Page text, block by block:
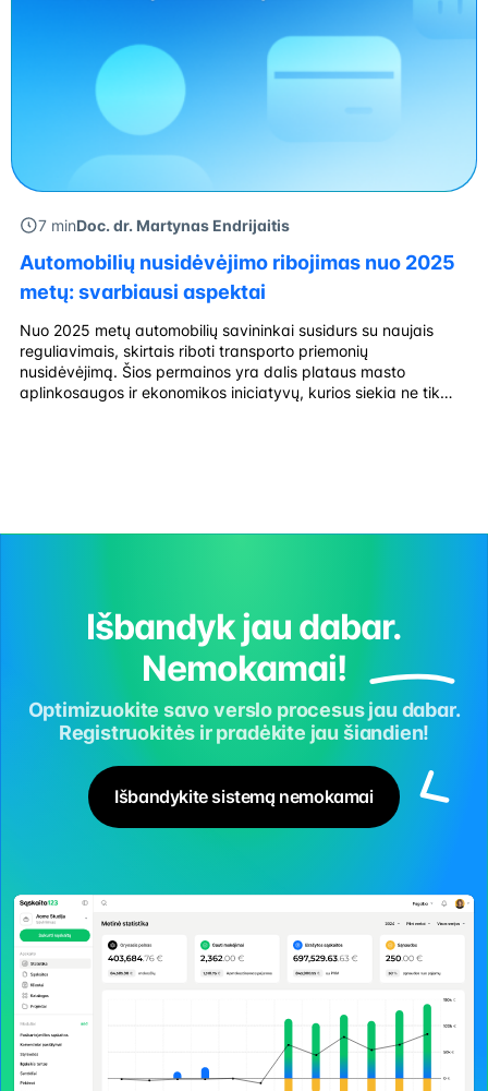
7 minDoc. dr. Martynas Endrijaitis
Automobilių nusidėvėjimo ribojimas nuo 2025
metų: svarbiausi aspektai
Nuo 2025 metų automobilių savininkai susidurs su naujais
reguliavimais, skirtais riboti transporto priemonių
nusidėvėjimą. Šios permainos yra dalis plataus masto
aplinkosaugos ir ekonomikos iniciatyvų, kurios siekia ne tik
Išbandyk jau dabar.
Nemokamai!
Optimizuokite savo verslo procesus jau dabar.
Registruokitės ir pradėkite jau šiandien!
Išbandykite sistemą nemokamai